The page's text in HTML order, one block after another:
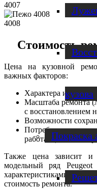
кузова
Покраска
4007
4008
Стоимость
Цена на кузовной
важных факторов:
Характера и
Масштаба ремонта
с восстановлением
Возможности
Потребности в
работах (пайка,
Также цена зависит
модельный ряд
характеристиками
стоимость ремонта.